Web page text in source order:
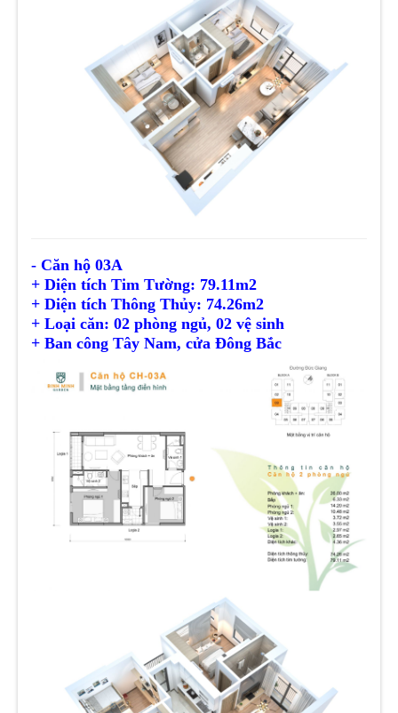
- Căn hộ 03A
+ Diện tích Tim Tường: 79.11m2
+ Diện tíchThông Thủy: 74.26m2
+ Loại căn: 02 phòng ngủ, 02 vệ sinh
+ Ban công Tây Nam, cửa Đông Bắc